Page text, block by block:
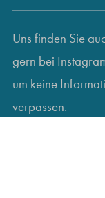
Uns finden Sie
gern bei
um keine
verpassen.